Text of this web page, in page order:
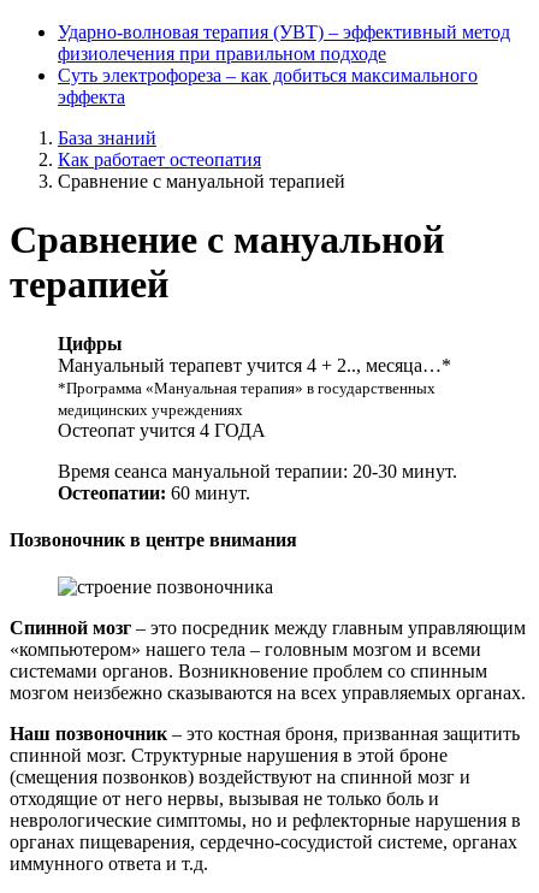
Ударно-волновая терапия (УВТ) ‒ эффективный метод
физиолечения при правильном подходе
Суть электрофореза ‒ как добиться максимального
эффекта
База знаний
Как работает остеопатия
Сравнение с мануальной терапией
Сравнение с мануальной
терапией
Цифры
Мануальный терапевт учится 4 + 2.., месяца…*
*Программа «Мануальная терапия» в государственных
медицинских учреждениях
Остеопат учится 4 ГОДА
Время сеанса мануальной терапии: 20-30 минут.
Остеопатии: 60 минут.
Позвоночник в центре внимания
Спинной мозг – это посредник между главным управляющим
«компьютером» нашего тела – головным мозгом и всеми
системами органов. Возникновение проблем со спинным
мозгом неизбежно сказываются на всех управляемых органах.
Наш позвоночник– это костная броня, призванная защитить
спинной мозг. Структурные нарушения в этой броне
(смещения позвонков) воздействуют на спинной мозг и
отходящие от него нервы, вызывая не только боль и
неврологические симптомы, но и рефлекторные нарушения в
органах пищеварения, сердечно-сосудистой системе, органах
иммунного ответа и т.д.